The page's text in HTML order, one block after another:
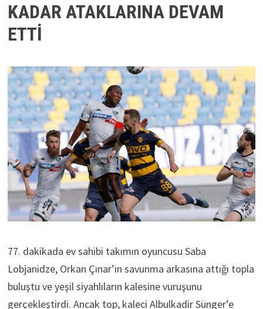
KADAR ATAKLARINA DEVAM
ETTİ
77. dakikada ev sahibi takımın oyuncusu Saba
Lobjanidze, Orkan Çınar’ın savunma arkasına attığı topla
buluştu ve yeşil siyahlıların kalesine vuruşunu
gerçekleştirdi. Ancak top, kaleci Albulkadir Sünger’e